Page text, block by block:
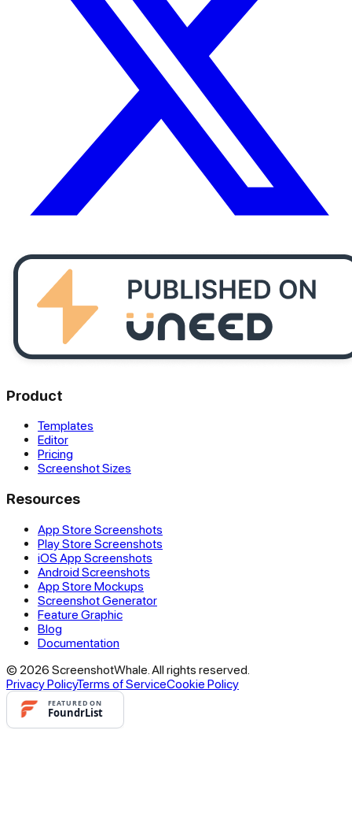
Product
Templates
Editor
Pricing
Screenshot Sizes
Resources
App Store Screenshots
Play Store Screenshots
iOS App Screenshots
Android Screenshots
App Store Mockups
Screenshot Generator
Feature Graphic
Blog
Documentation
© 2026 ScreenshotWhale. All rights reserved.
Privacy PolicyTerms of ServiceCookie Policy